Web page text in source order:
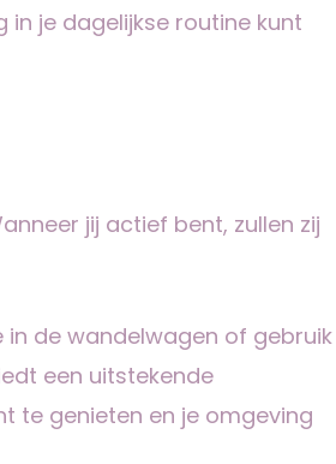
in je dagelijkse routine kunt
jij actief bent, zullen zij
in de wandelwagen of gebruik
een uitstekende
te genieten en je omgeving